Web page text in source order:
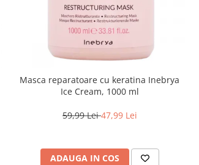
Masca reparatoare cu keratina Inebrya
Ice Cream, 1000 ml
59,99 Lei47,99 Lei
ADAUGA IN COS